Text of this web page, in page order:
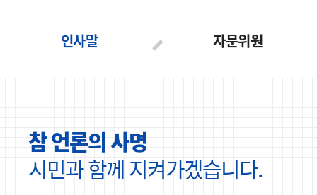
인사말 자문위원
참 언론의 사명
시민과 함께 지켜가겠습니다.